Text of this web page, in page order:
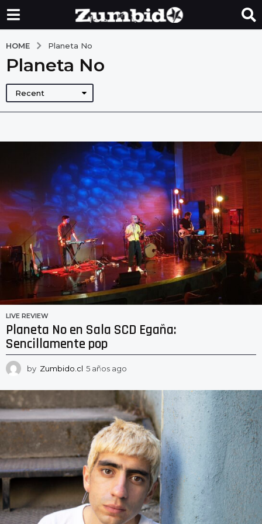
HOME Planeta No
Planeta No
Recent
LIVE REVIEW
Planeta No en Sala SCD Egaña:
Sencillamente pop
by Zumbido.cl 5 años ago
ñ
o
s
a
g
o